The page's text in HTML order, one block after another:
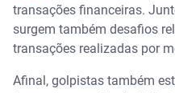
transações financeiras.
surgem também desafios
transações realizadas por
Afinal, golpistas também